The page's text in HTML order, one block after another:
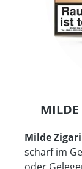
MILDE
Milde
scharf im